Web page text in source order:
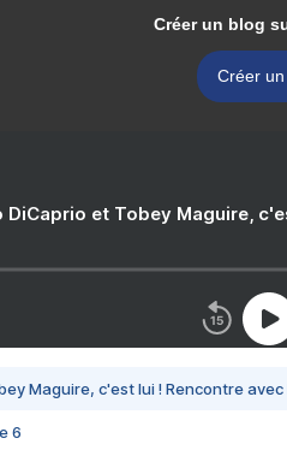
Créer un blog
Créer
DiCaprio et Tobey Maguire,
Maguire, c'est lui ! Rencontre
6